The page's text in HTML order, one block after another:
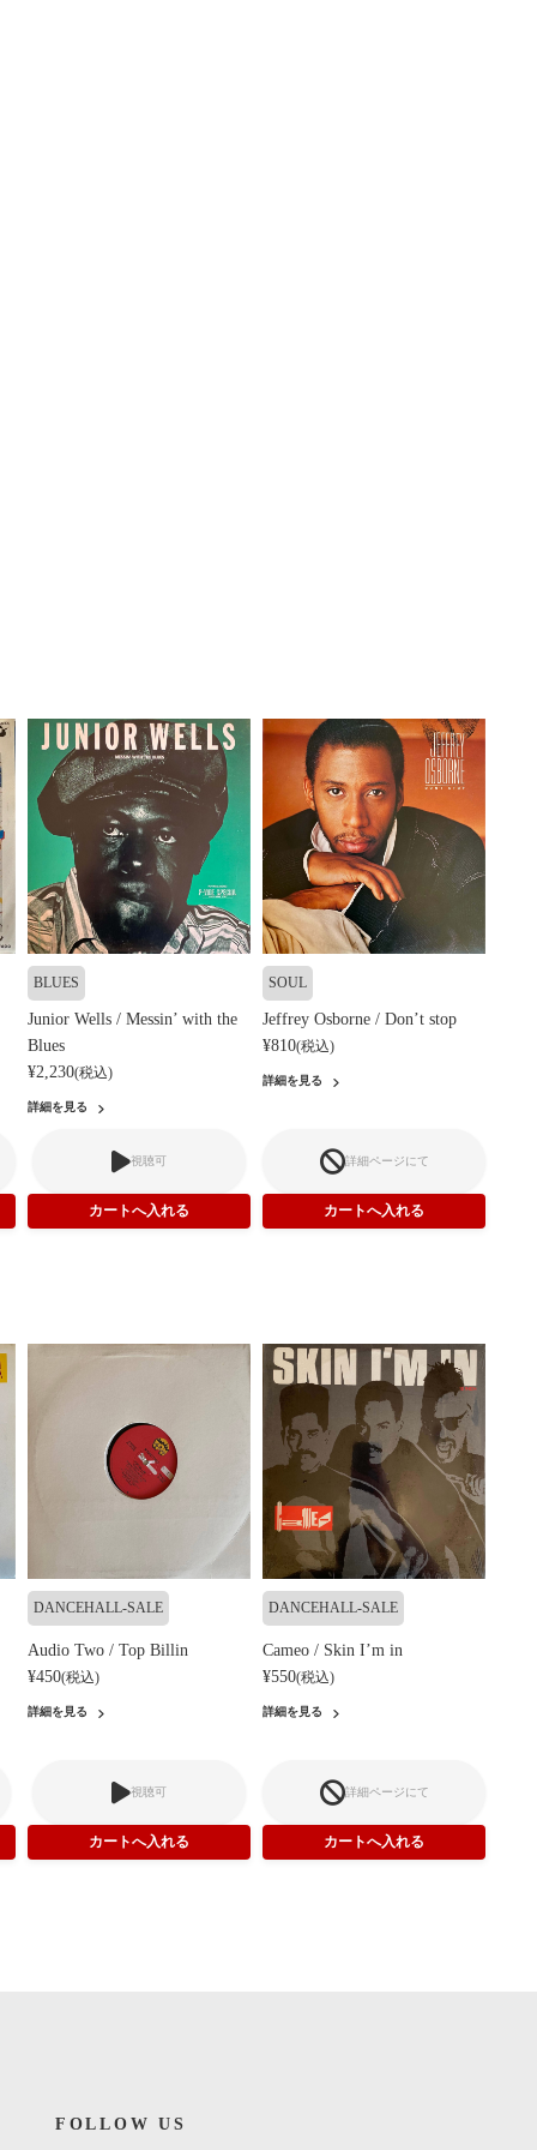
BLUES
Junior Wells / Messin’ with the
Blues
¥2,230(税込)
詳細を見る
視聴可
SOUL
Jeffrey Osborne / Don’t stop
¥810(税込)
詳細を見る
詳細ページにて
DANCEHALL-SALE
Audio Two / Top Billin
¥450(税込)
詳細を見る
視聴可
DANCEHALL-SALE
Cameo / Skin I’m in
¥550(税込)
詳細を見る
詳細ページにて
FOLLOW US